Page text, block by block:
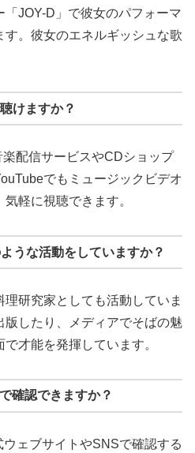
JOY-D」で彼女のパフォーマ
す。彼女のエネルギッシュな歌
けますか？
配信サービスやCDショップ
でもミュージックビデオ
軽に視聴できます。
うな活動をしていますか？
研究家としても活動していま
したり、メディアでそばの魅
才能を発揮しています。
確認できますか？
ェブサイトやSNSで確認する